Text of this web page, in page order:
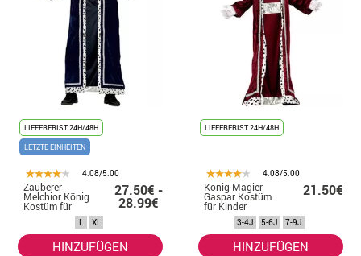
LIEFERFRIST 24H/48H
LETZTE EINHEITEN
4.08/5.00
Zauberer
Melchior König
Kostüm für
27.50€ -
28.99€
L XL
HINZUFÜGEN
LIEFERFRIST 24H/48H
4.08/5.00
König Magier
Gaspar Kostüm
für Kinder
21.50€
3-4J 5-6J 7-9J
HINZUFÜGEN